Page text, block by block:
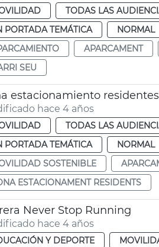
TODAS LAS
PORTADA TEMÁTICA
NORMAL
APARCAMENT
SEU
estacionamiento residentes
hace 4 años
TODAS LAS
PORTADA TEMÁTICA
NORMAL
SOSTENIBLE
ESTACIONAMENT RESIDENTS
Never Stop Running
hace 4 años
Y DEPORTE